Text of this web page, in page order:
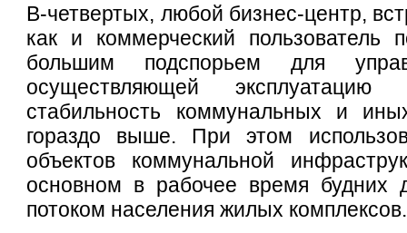
В-четвертых, любой бизнес-центр,
как и коммерческий пользователь
большим подспорьем для
осуществляющей
стабильность коммунальных и
гораздо выше. При этом
объектов коммунальной
основном в рабочее время будних
потоком населения жилых комплексов.